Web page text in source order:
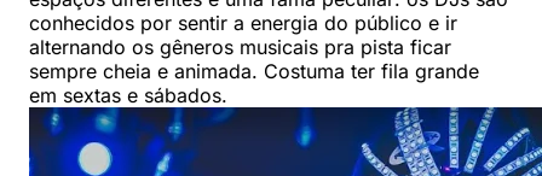
conhecidos por sentir a energia do público e ir
alternando os gêneros musicais pra pista ficar
sempre cheia e animada. Costuma ter fila grande
em sextas e sábados.